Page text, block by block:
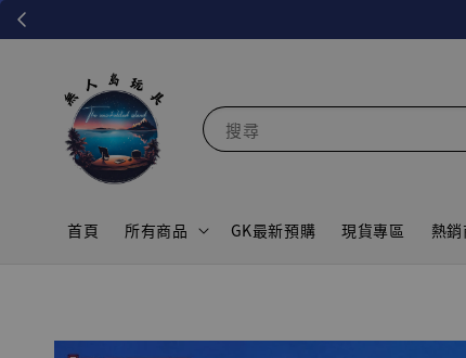
搜尋
首頁 所有商品 GK最新預購 現貨專區 熱